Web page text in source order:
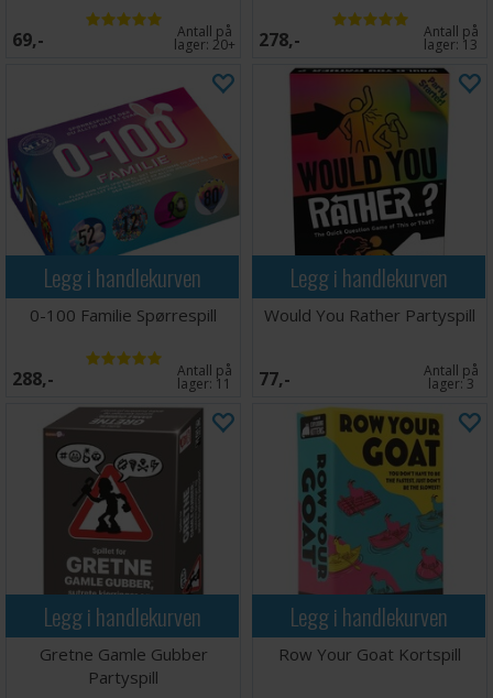
69,- Antall på
lager: 20+ 278,- Antall på
lager: 13
Legg i handlekurven
0-100 Familie Spørrespill
288,- Antall på
lager: 11
Legg i handlekurven
Would You Rather Partyspill
77,- Antall på
lager:3
Legg i handlekurven
Gretne Gamle Gubber
Partyspill
Legg i handlekurven
Row Your Goat Kortspill